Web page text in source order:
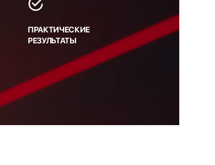
ПРАКТИЧЕСКИЕ
РЕЗУЛЬТАТЫ